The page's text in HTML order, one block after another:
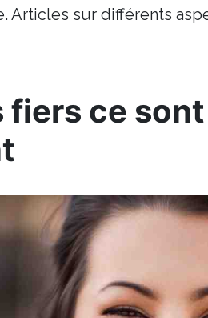
Articles sur différents
fiers ce